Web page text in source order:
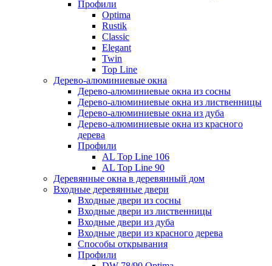
Профили
Optima
Rustik
Classic
Elegant
Twin
Top Line
Дерево-алюминиевые окна
Дерево-алюминиевые окна из сосны
Дерево-алюминиевые окна из лиственницы
Дерево-алюминиевые окна из дуба
Дерево-алюминиевые окна из красного
дерева
Профили
AL Top Line 106
AL Top Line 90
Деревянные окна в деревянный дом
Входные деревянные двери
Входные двери из сосны
Входные двери из лиственницы
Входные двери из дуба
Входные двери из красного дерева
Способы открывания
Профили